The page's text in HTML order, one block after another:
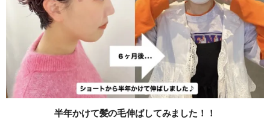
半年かけて髪の毛伸ばしてみました！！